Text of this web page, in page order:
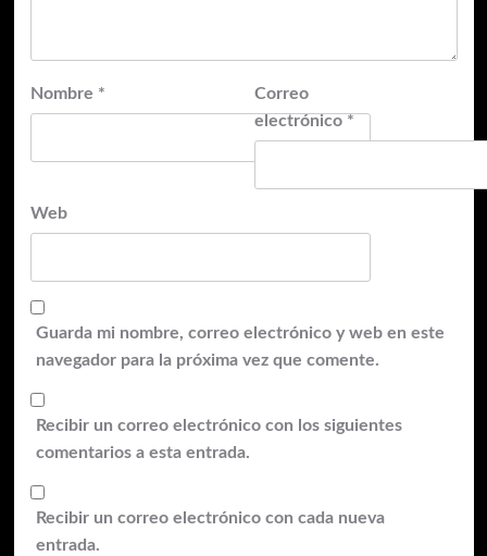
Nombre *
Correo
electrónico *
Web
Guarda mi nombre, correo electrónico y web en este
navegador para la próxima vez que comente.
Recibir un correo electrónico con los siguientes
comentarios a esta entrada.
Recibir un correo electrónico con cada nueva
entrada.